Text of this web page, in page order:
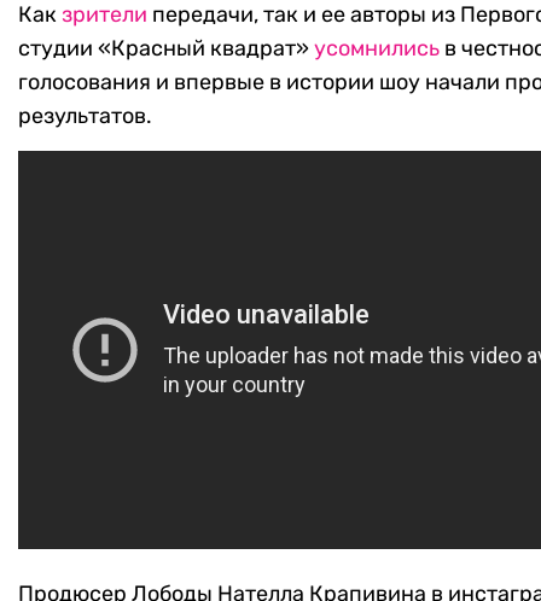
Какзрители передачи, так и ее авторы из
студии «Красный квадрат»усомнились в
голосования и впервые в истории шоу начали
результатов.
Продюсер Лободы Нателла Крапивина в